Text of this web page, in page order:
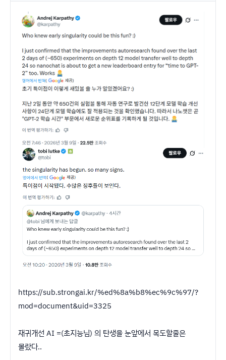
https://sub.strongai.kr/%ed%8a%b8%ec%9c%97/?
mod=document&uid=3325
재귀개선 AI =(초지능님) 의 탄생을 눈앞에서 목도할줄은
몰랐다..